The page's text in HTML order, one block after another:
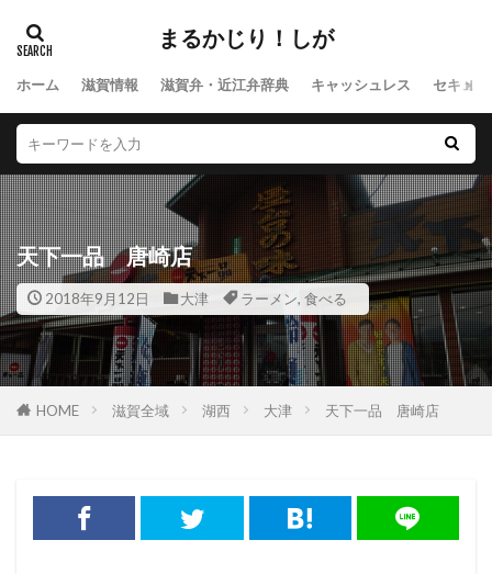
まるかじり！しが
ホーム 滋賀情報 滋賀弁・近江弁辞典 キャッシュレス セキュ
天下一品 唐崎店
2018年9月12日 大津 ラーメン, 食べる
HOME 滋賀全域 湖西 大津 天下一品 唐崎店